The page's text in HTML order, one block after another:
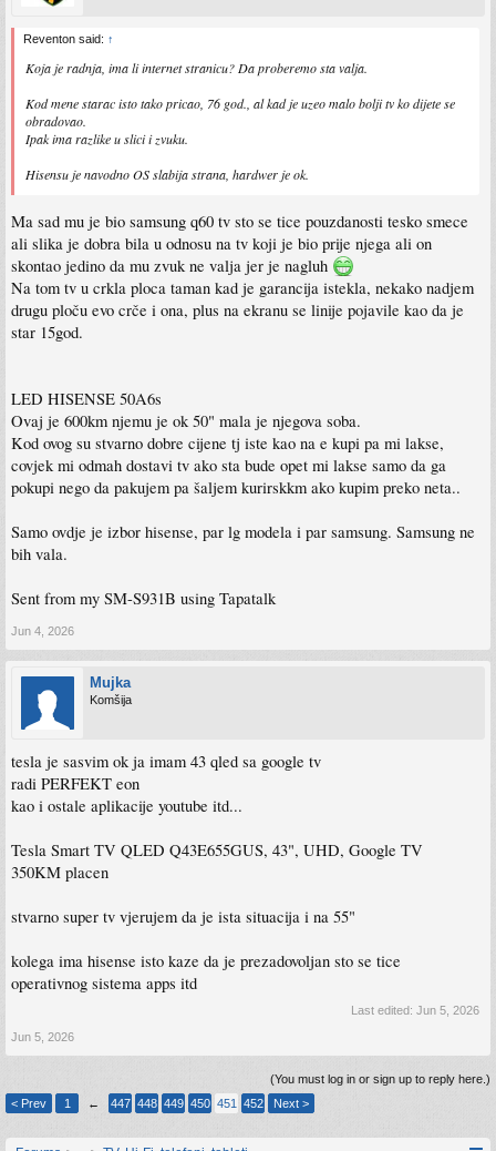
Reventon said: ↑
Koja je radnja, ima li internet stranicu? Da proberemo sta valja.
Kod mene starac isto tako pricao, 76 god., al kad je uzeo malo bolji tv ko dijete se
obradovao.
Ipak ima razlike u slici i zvuku.
Hisensu je navodno OS slabija strana, hardwer je ok.
Ma sad mu je bio samsung q60 tv sto se tice pouzdanosti tesko smece
ali slika je dobra bila u odnosu na tv koji je bio prije njega ali on
skontao jedino da mu zvuk ne valja jer je nagluh
Na tom tv u crkla ploca taman kad je garancija istekla, nekako nadjem
drugu ploču evo crče i ona, plus na ekranu se linije pojavile kao da je
star 15god.
LED HISENSE 50A6s
Ovaj je 600km njemu je ok 50" mala je njegova soba.
Kod ovog su stvarno dobre cijene tj iste kao na e kupi pa mi lakse,
covjek mi odmah dostavi tv ako sta bude opet mi lakse samo da ga
pokupi nego da pakujem pa šaljem kurirskkm ako kupim preko neta..
Samo ovdje je izbor hisense, par lg modela i par samsung. Samsung ne
bih vala.
Sent from my SM-S931B using Tapatalk
Jun 4, 2026
Mujka
Komšija
tesla je sasvim ok ja imam 43 qled sa google tv
radi PERFEKT eon
kao i ostale aplikacije youtube itd...
Tesla Smart TV QLED Q43E655GUS, 43", UHD, Google TV
350KM placen
stvarno super tv vjerujem da je ista situacija i na 55"
kolega ima hisense isto kaze da je prezadovoljan sto se tice
operativnog sistema apps itd
Last edited: Jun 5, 2026
Jun 5, 2026
(You must log in or sign up to reply here.)
< Prev
1 ← 447 448 449 450 451 452 Next >